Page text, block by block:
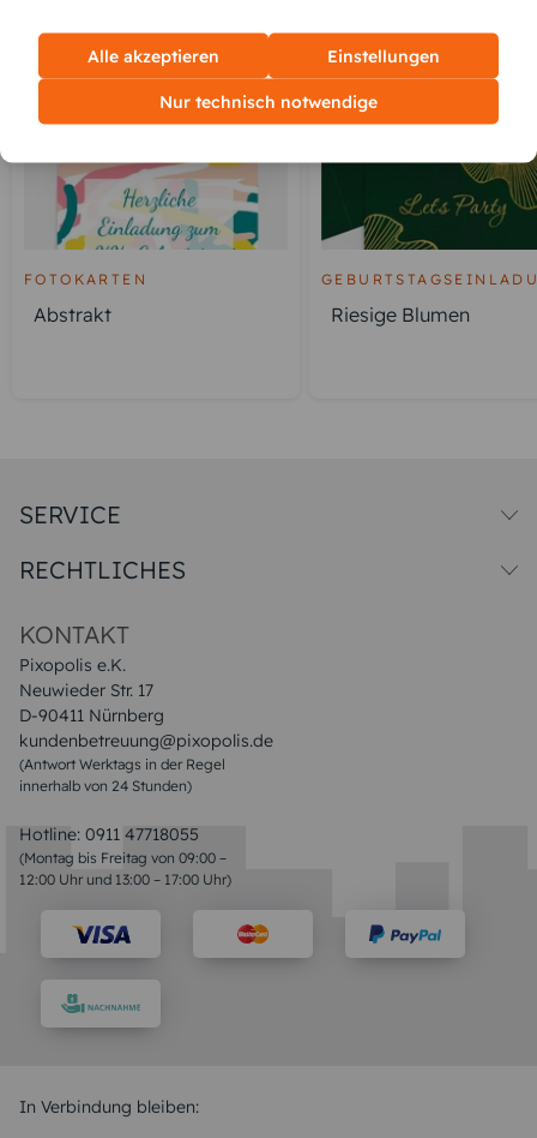
FOTOKARTEN
Abstrakt Riesige Blumen
KONTAKT
Pixopolis e.K.
Neuwieder Str. 17
D-90411 Nürnberg
kundenbetreuung@pixopolis.de
(Antwort Werktags in der Regel
innerhalb von 24 Stunden)
Hotline: 0911 47718055
(Montag bis Freitag von 09:00 –
12:00 Uhr und 13:00 – 17:00 Uhr)
SERVICE
Druck & Qualitat
RECHTLICHES
Impressum & AGB
In Verbindung bleiben:
Alle akzeptieren Einstellungen
Nur technisch notwendige